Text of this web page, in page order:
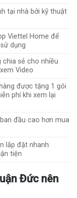
tại nhà bởi kỹ thuật
Viettel Home để
dụng
chia sẻ cho nhiều
Video
được tặng 1 gói
phí khi xem lại
đầu cao hơn mua
lắp đặt nhanh
tiện
Đức nên